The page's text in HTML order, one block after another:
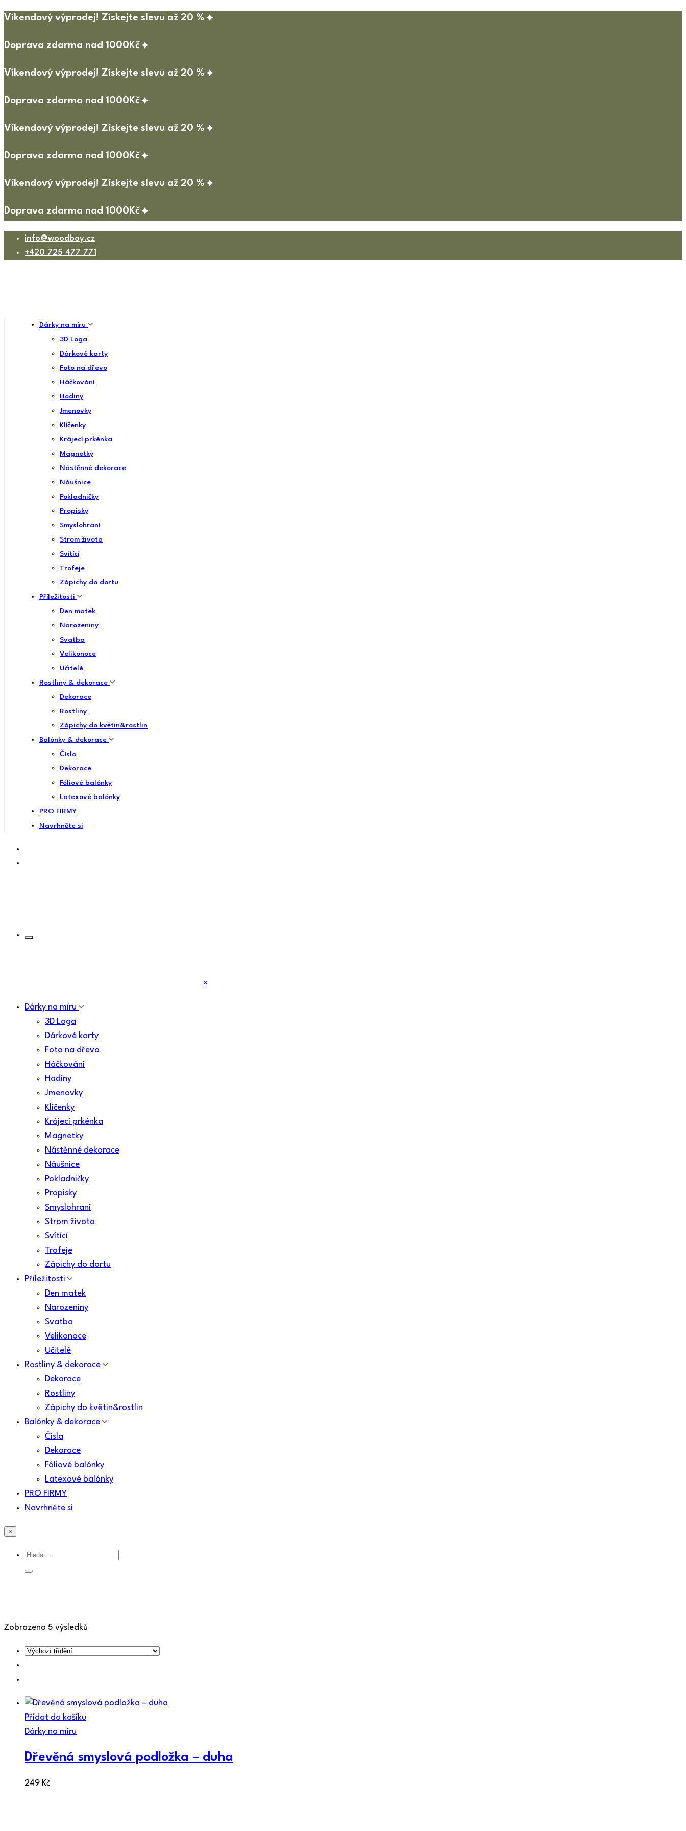
Víkendový výprodej! Získejte slevu až 20 %
Doprava zdarma nad 1000Kč
Víkendový výprodej! Získejte slevu až 20 %
Doprava zdarma nad 1000Kč
Víkendový výprodej! Získejte slevu až 20 %
Doprava zdarma nad 1000Kč
Víkendový výprodej! Získejte slevu až 20 %
Doprava zdarma nad 1000Kč
info@woodboy.cz
+420 725 477 771
Dárky na míru
3D Loga
Dárkové karty
Foto na dřevo
Háčkování
Hodiny
Jmenovky
Klíčenky
Krájecí prkénka
Magnetky
Nástěnné dekorace
Náušnice
Pokladničky
Propisky
Smyslohraní
Strom života
Svítící
Trofeje
Zápichy do dortu
Příležitosti
Den matek
Narozeniny
Svatba
Velikonoce
Učitelé
Rostliny & dekorace
Dekorace
Rostliny
Zápichy do květin&rostlin
Balónky & dekorace
Čísla
Dekorace
Fóliové balónky
Latexové balónky
PRO FIRMY
Navrhněte si
×
Dárky na míru
3D Loga
Dárkové karty
Foto na dřevo
Háčkování
Hodiny
Jmenovky
Klíčenky
Krájecí prkénka
Magnetky
Nástěnné dekorace
Náušnice
Pokladničky
Propisky
Smyslohraní
Strom života
Svítící
Trofeje
Zápichy do dortu
Příležitosti
Den matek
Narozeniny
Svatba
Velikonoce
Učitelé
Rostliny & dekorace
Dekorace
Rostliny
Zápichy do květin&rostlin
Balónky & dekorace
Čísla
Dekorace
Fóliové balónky
Latexové balónky
PRO FIRMY
Navrhněte si
×
Zobrazeno 5 výsledků
Přidat do košíku
Dárky na míru
Dřevěná smyslová podložka – duha
249 Kč